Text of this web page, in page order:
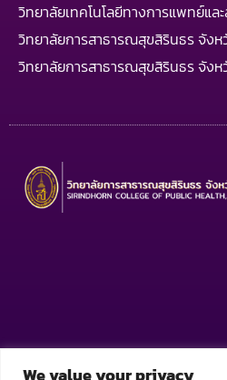
We value your privacy
วิทยาลัยเทคโนโลยีทางการแพทย์แ
วิทยาลัยการสาธารณสุขสิรินธร จังห
วิทยาลัยการสาธารณสุขสิรินธร จัง